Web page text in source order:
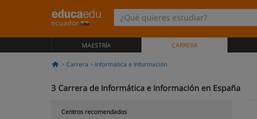
ecuador
MAESTRÍA CARRERA
Carrera Informática e Información
3 Carrera de Informática e Información en España
Centros recomendados